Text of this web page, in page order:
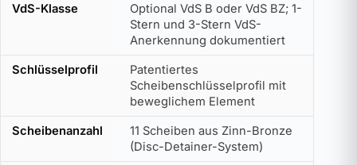
VdS-Klasse
Optional VdS B oder VdS BZ; 1-
Stern und 3-Stern VdS-
Anerkennung dokumentiert
Schlüsselprofil
Patentiertes
Scheibenschlüsselprofil mit
beweglichem Element
Scheibenanzahl
11 Scheiben aus Zinn-Bronze
(Disc-Detainer-System)